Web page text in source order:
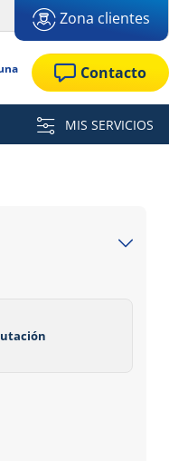
Zona clientes
Contacto
MIS SERVICIOS